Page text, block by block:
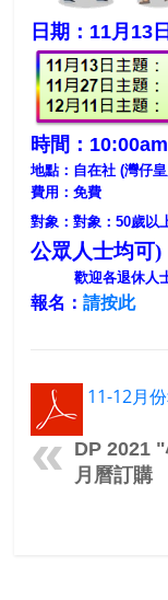
日期：11月13
時間：
地點：自在社 (灣仔
費用：免費
對象：對象：50歲以
公眾人士均可)
歡迎各退休人
報名：請按此
11-12月
DP 2021
月曆訂購